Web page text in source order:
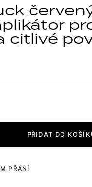
citlivé
PŘIDAT DO
PŘÁNÍ